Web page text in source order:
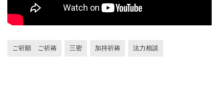
ご祈願 ご祈祷 三密 加持祈祷 法力相談